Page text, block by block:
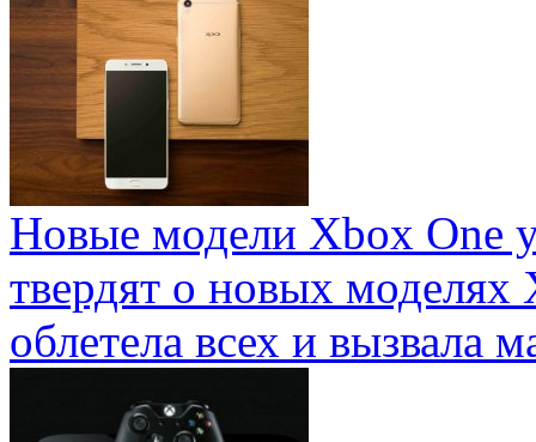
Новые модели Xbox One
твердят о новых
облетела всех и вызвала